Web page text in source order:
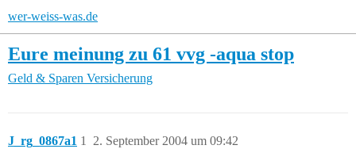
wer-weiss-was.de
Eure meinung zu 61 vvg -aqua stop
Geld & Sparen Versicherung
J_rg_0867a1 2. September 2004 um 09:42
1